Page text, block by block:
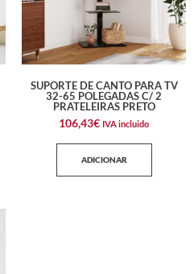
SUPORTE DE CANTO PARA TV
32-65 POLEGADAS C/ 2
PRATELEIRAS PRETO
106,43€ IVA incluido
ADICIONAR